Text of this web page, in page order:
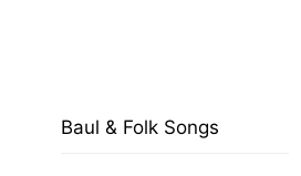
Baul & Folk Songs